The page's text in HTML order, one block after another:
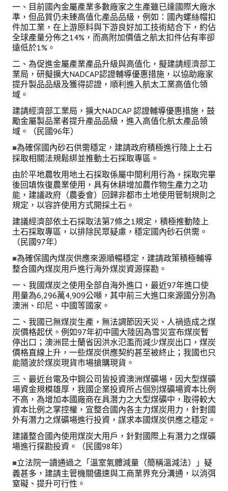
鑛冶論文獎初選作業細則
鑛冶論文獎複審作業細則
獎章委員會簡則
傑出服務貢獻獎設置辦法
學會章程
會員代表選舉辦法
追憶盧善棟前理事長
學會獎項
盧善棟獎學金
盧善棟獎學金得獎人
技術獎章得獎人介紹
歷年大專學生獎勵金得獎人
歷年論文獎得獎人
歷年傑出服務貢獻獎得獎人
歷年保安獎章得獎人
榮譽榜
本會榮獲內政部104年全國性社會暨職業團體工作品鑑「甲等獎」
本會朱前理事長榮獲2012年第30屆國家傑出總經理獎
鑛冶期刊獲行政院頒發雜誌金鼎獎
歷年詹天佑論文獎與中工會論文得獎人
學會出版品
一、目前國內金屬產業多數廠家之生產雖已達國際大廠水
準，但品質仍未臻高值化產品品級，例如：國內螺絲帽扣
件加工業，在上游原料與下游良好加工技術結合下，約佔
全球產量分佈之14%，而高附加價值之航太扣件佔有率卻
遠低於1%。
二、為促進金屬產業產品升級與高值化，擬建請經濟部工
業局，研擬擴大NADCAP認證輔導優惠措施，以協助廠家
提升製品品級及獲得認證，順利進入航太工業高值化領
域。
建請經濟部工業局，擴大NADCAP 認證輔導優惠措施，鼓
勵金屬製品業者提升產品品級，進入高值化航太產品領
域。（民國96年）
■為確保國內砂石供需穩定，建請政府積極進行陸上土石
採取相關法規鬆綁並推動土石採取專區。
由於平地農牧用地土石採取係屬中間利用行為，採取完畢
後回填恢復農業使用，具有休耕增加農作物生產力之功
能，建議政府（農委會）回歸非都市土地使用管制規則之
規定，以容許使用方式開採土石。
建議經濟部依土石採取法第7條之1規定，積極推動陸上
土石採取專區，以排除民眾疑慮，穩定國內砂石供需。
（民國97年）
■為確保國內煤炭供應來源順暢穩定，建請政策積極輔導
整合國內煤炭用戶進行海外煤炭資源探勘。
一、我國煤炭之使用全部自海外進口，最近97年進口使
用量為6,296萬4,909公噸，其中前三大進口來源國分別為
澳洲、印尼、中國等國家。
二、我國已無煤炭生產，無法調節因天災、人禍造成之煤
炭價格起伏。例如97年初中國大陸因為雪災宣布煤炭暫
停出口；澳洲昆士蘭省因洪水氾濫而減少煤炭出口，煤炭
價格直線上升，一些煤炭供應契約甚至被終止；我國也只
能隨波於煤炭現貨市場搶購現貨。
三、最近台電及中鋼公司皆投資澳洲煤礦場，因大型煤礦
場資金規模雄厚，我國企業投資所占個別煤礦場資本比例
不高，為增加本國廠商在具潛力之大型煤礦中，取得較大
資本比例之掌控權，宜整合國內各主力煤炭用力，針對國
外有潛力之煤礦場進行投資，謀求本國煤炭供應之穩定。
建議整合國內使用煤炭大用戶，針對國際上有潛力之煤礦
場進行探勘投資。（民國98年）
■立法院一讀通過之「溫室氣體減量（簡稱溫減法）」疑
義甚多，建請主管機關儘速與工商業界充分溝通，以消弭
窒礙、提升可行性。